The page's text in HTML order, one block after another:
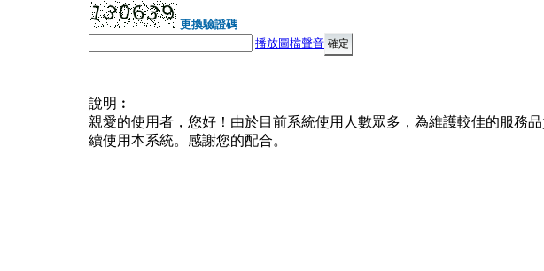
更換驗證碼
播放圖檔聲音
說明︰
親愛的使用者，您好！由於目前系統使用人數眾多，為維護較佳的服務
續使用本系統。感謝您的配合。